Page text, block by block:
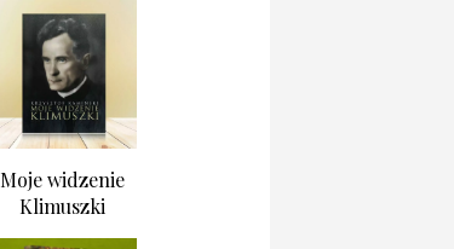
Moje widzenie
Klimuszki